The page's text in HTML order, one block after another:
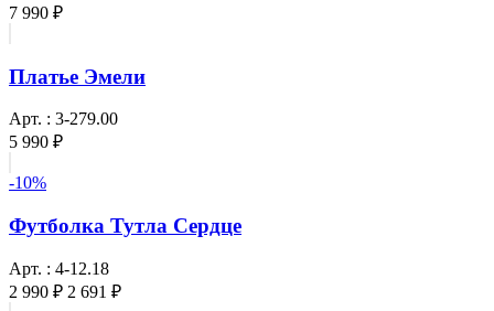
7 990 ₽
Платье Эмели
Арт. : 3-279.00
5 990 ₽
-10%
Футболка Тутла Сердце
Арт. : 4-12.18
2 990 ₽ 2 691 ₽